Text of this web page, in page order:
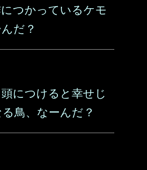
つかっているケモ
だ？
頭につけると幸せじ
鳥、なーんだ？